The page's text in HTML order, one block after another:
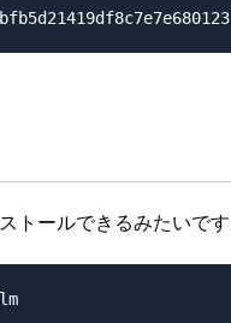
ールできるみたいです